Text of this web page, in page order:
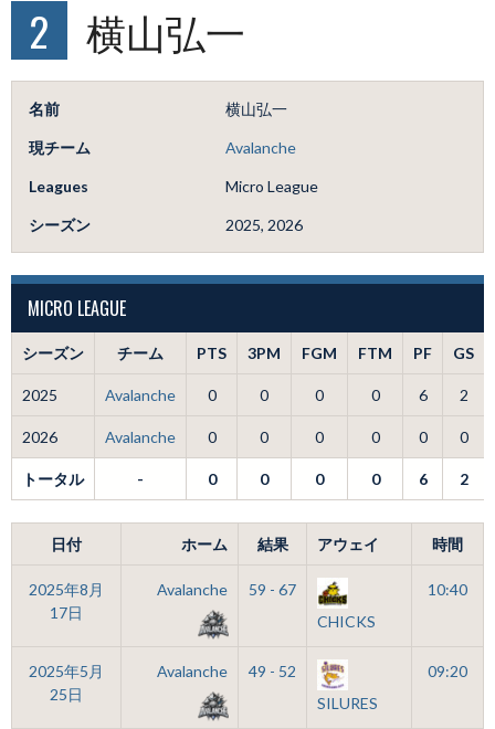
2 横山弘一
名前 横山弘一
現チーム Avalanche
Leagues Micro League
シーズン 2025, 2026
MICRO LEAGUE
シーズン チーム PTS 3PM FGM FTM PF GS
2025 Avalanche 0 0 0 0 6 2
2026 Avalanche 0 0 0 0 0 0
トータル - 0 0 0 0 6 2
日付 ホーム 結果 アウェイ 時間
2025年8月
17日
Avalanche
59 - 67
CHICKS
10:40
2025年5月
25日
Avalanche
49 - 52
SILURES
09:20